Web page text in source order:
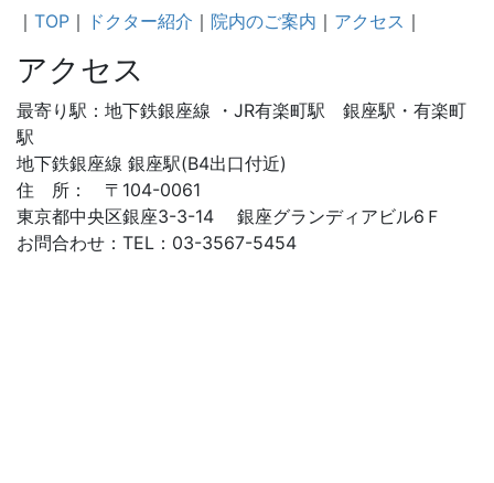
｜ TOP ｜ ドクター紹介 ｜ 院内のご案内 ｜ アクセス ｜
アクセス
最寄り駅：地下鉄銀座線 ・JR有楽町駅 銀座駅・有楽町
駅
地下鉄銀座線 銀座駅(B4出口付近)
住 所： 〒104-0061
東京都中央区銀座3-3-14 銀座グランディアビル6Ｆ
お問合わせ：TEL：03-3567-5454